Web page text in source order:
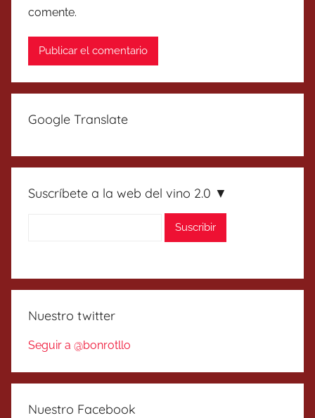
comente.
Google Translate
Suscríbete a la web del vino 2.0 ▼
Nuestro twitter
Seguir a @bonrotllo
Nuestro Facebook